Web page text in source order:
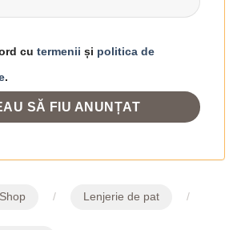
Shop / Lenjerie de pat /
cu termenii și politica de
.